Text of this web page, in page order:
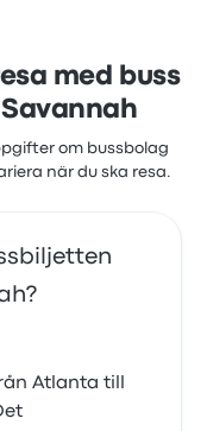
med buss
om bussbolag
när du ska resa.
Atlanta till